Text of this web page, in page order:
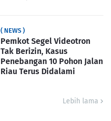
( NEWS )
Pemkot Segel Videotron
Tak Berizin, Kasus
Penebangan 10 Pohon Jalan
Riau Terus Didalami
Lebih lama